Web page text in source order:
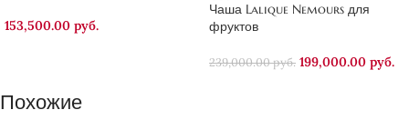
153,500.00 руб.
Чаша Lalique Nemours для
фруктов
239,000.00руб. 199,000.00 руб.
Похожие